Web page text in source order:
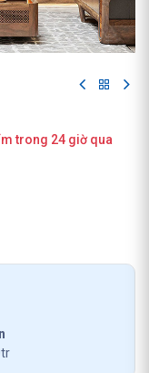
trong 24 giờ qua